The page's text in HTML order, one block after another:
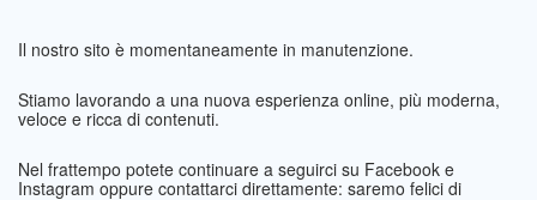
Il nostro sito è momentaneamente in manutenzione.
Stiamo lavorando a una nuova esperienza online, più moderna,
veloce e ricca di contenuti.
Nel frattempo potete continuare a seguirci su Facebook e
Instagram oppure contattarci direttamente: saremo felici di